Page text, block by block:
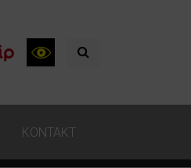
KONTAKT